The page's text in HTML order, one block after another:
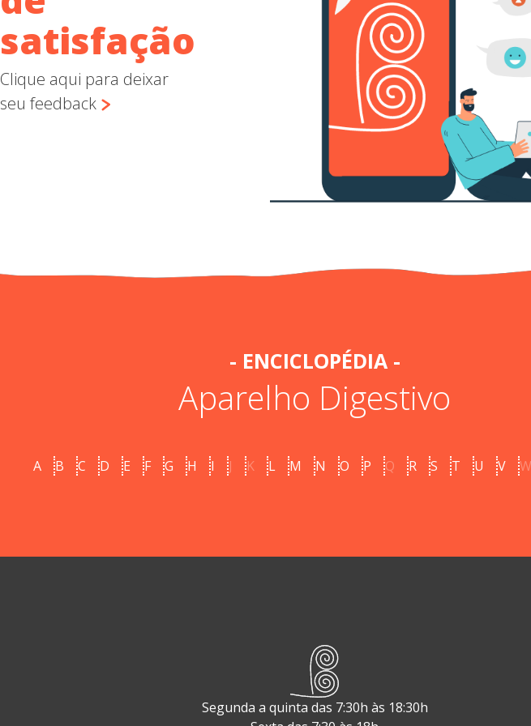
satisfação
Clique aqui para deixar
seu feedback
- ENCICLOPÉDIA -
Aparelho Digestivo
A B C D E F G H I J K L M N O P Q R S T U V W
Segunda a quinta das 7:30h às 18:30h